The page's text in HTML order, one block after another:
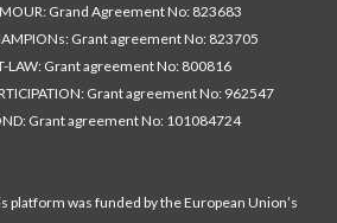
Grand Agreement No: 823683
Grant agreement No: 823705
LAW: Grant agreement No: 800816
Grant agreement No: 962547
Grant agreement No: 101084724
platform was funded by the European Union’s